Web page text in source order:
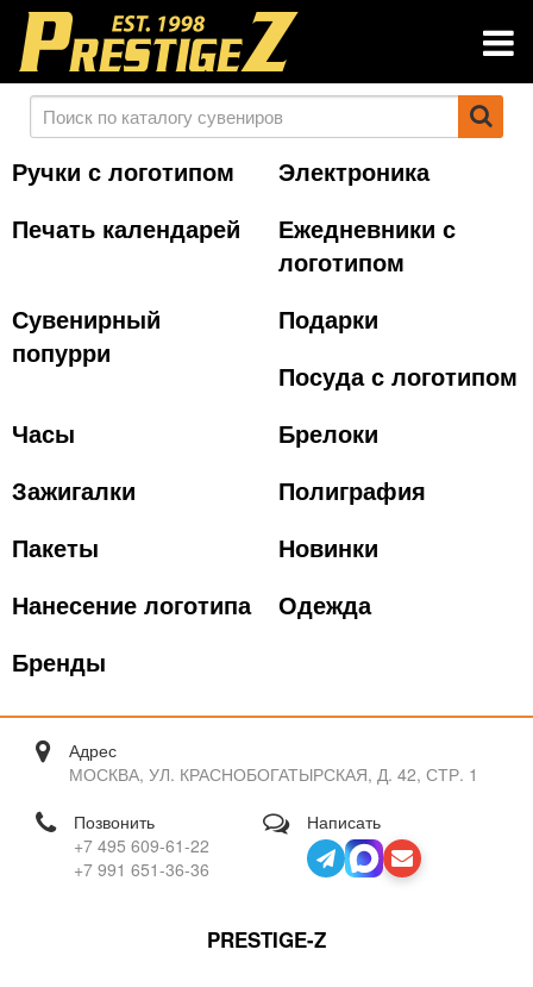
Ручки с логотипом
Электроника
Печать календарей
Ежедневники с
логотипом
Сувенирный
попурри
Подарки
Посуда с логотипом
Часы
Брелоки
Зажигалки
Полиграфия
Пакеты
Новинки
Нанесение логотипа
Одежда
Бренды
Адрес
МОСКВА, УЛ. КРАСНОБОГАТЫРСКАЯ, Д. 42, СТР. 1
Позвонить
+7 495 609-61-22
+7 991 651-36-36
Написать
PRESTIGE-Z